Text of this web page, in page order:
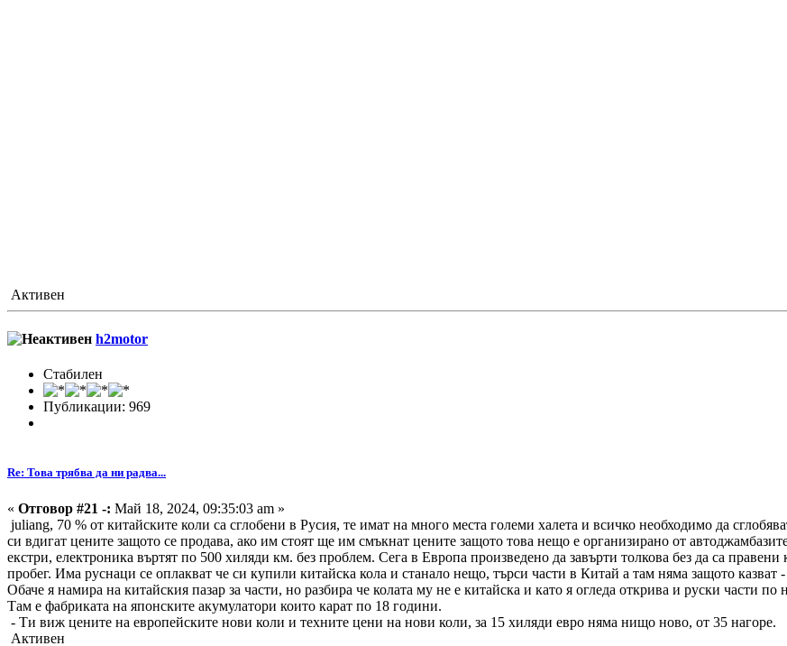
Активен
h2motor
Стабилен
Публикации: 969
Re: Това трябва да ни радва...
« Отговор #21 -: Май 18, 2024, 09:35:03 am »
juliang, 70 % от китайските коли са сглобени в Русия, те имат на много места големи халета и всичко необходимо да
си вдигат цените защото се продава, ако им стоят ще им смъкнат цените защото това нещо е организирано от
екстри, електроника въртят по 500 хиляди км. без проблем. Сега в Европа произведено да завърти толкова без да са
пробег. Има руснаци се оплакват че си купили китайска кола и станало нещо, търси части в Китай а там няма защото казват
Обаче я намира на китайския пазар за части, но разбира че колата му не е китайска и като я огледа открива и руски части
Там е фабриката на японските акумулатори които карат по 18 години.
- Ти виж цените на европейските нови коли и техните цени на нови коли, за 15 хиляди евро няма нищо ново, от 35 нагоре.
Активен